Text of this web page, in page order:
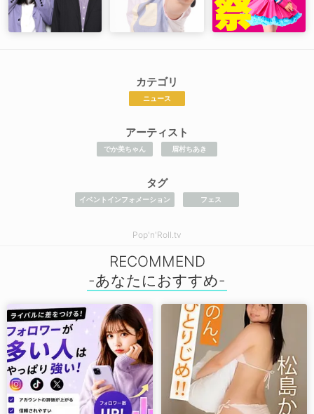
カテゴリ
ニュース
アーティスト
でか美ちゃん 眉村ちあき
タグ
イベントインフォメーション フェス
Pop'n'Roll.tv
RECOMMEND